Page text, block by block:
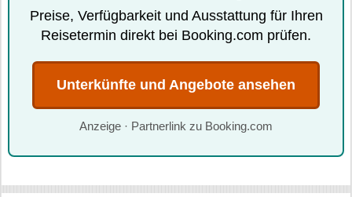
Preise, Verfügbarkeit und Ausstattung für Ihren
Reisetermin direkt bei Booking.com prüfen.
Unterkünfte und Angebote ansehen
Anzeige · Partnerlink zu Booking.com